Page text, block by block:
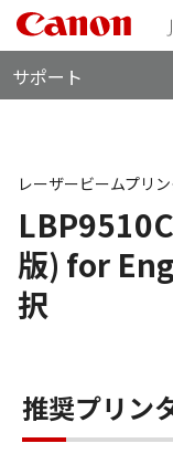
サポート
LBP9510C
版) for
択
レーザービームプリ
推奨プリン